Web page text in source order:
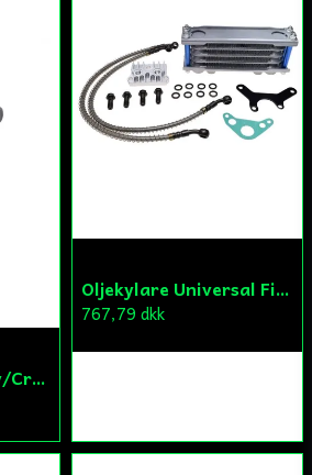
Skicka fråga
Bromsok Bak Fiddy/Cross
Oljekylare Universal Fiddy/Cross/ATV
767,79 dkk